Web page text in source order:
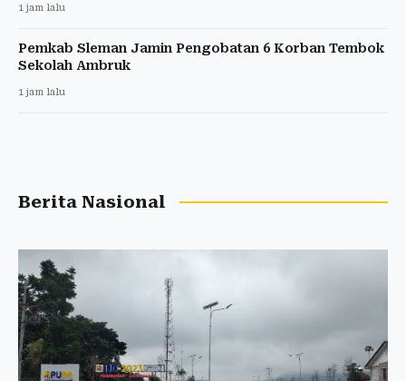
1 jam lalu
Pemkab Sleman Jamin Pengobatan 6 Korban Tembok
Sekolah Ambruk
1 jam lalu
Berita Nasional